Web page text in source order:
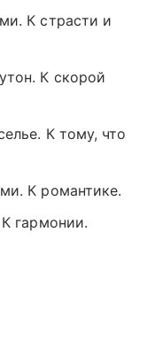
К страсти и
К скорой
К тому, что
К романтике.
гармонии.